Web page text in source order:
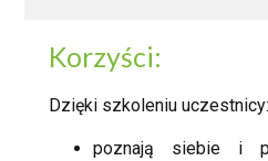
Korzyści:
Dzięki szkoleniu uczestnicy:
poznają siebie i